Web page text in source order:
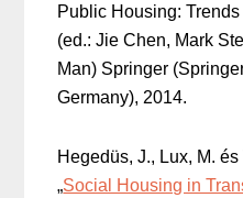
Public Housing:
(ed.: Jie Chen, Mark
Man) Springer
Germany), 2014.
Hegedüs, J., Lux, M.
„Social Housing in